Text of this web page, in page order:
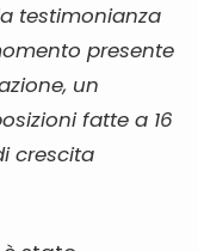
testimonianza
presente
un
fatte a 16
crescita